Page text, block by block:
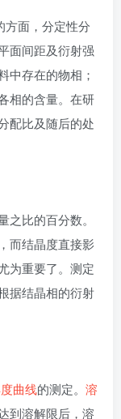
方面，分定性分
面间距及衍射强
中存在的物相；
相的含量。在研
配比及随后的处
比的百分数。
而结晶度直接影
为重要了。测定
据结晶相的衍射
曲线的测定。 溶
到溶解限后，溶